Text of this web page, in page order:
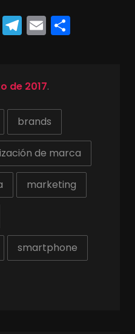
Messenger
Telegram
Email
de 2017.
brands
de marca
marketing
smartphone